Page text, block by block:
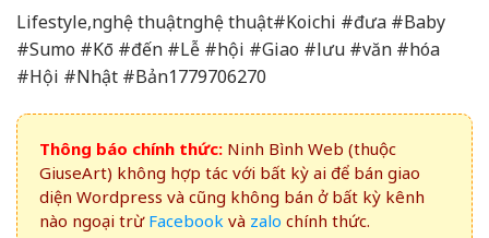
Lifestyle,nghệ thuậtnghệ thuật#Koichi #đưa #Baby
#Sumo #Kō #đến #Lễ #hội #Giao #lưu #văn #hóa
#Hội #Nhật #Bản1779706270
Thông báo chính thức: Ninh Bình Web (thuộc
GiuseArt) không hợp tác với bất kỳ ai để bán giao
diện Wordpress và cũng không bán ở bất kỳ kênh
nào ngoại trừ Facebook và zalo chính thức.